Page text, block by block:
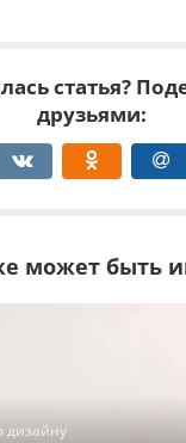
статья?
друзьями:
может быть
дизайну